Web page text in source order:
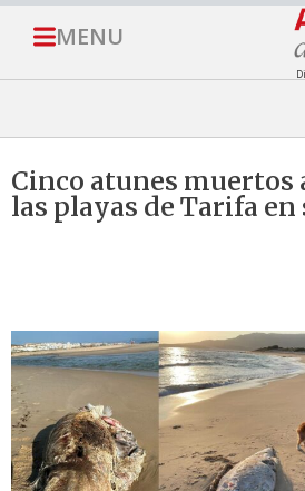
MENU
Cinco atunes muertos
las playas de Tarifa en